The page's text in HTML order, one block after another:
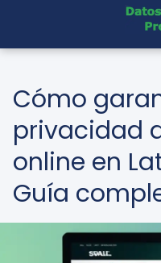
Cómo
privacidad
online en
Guía